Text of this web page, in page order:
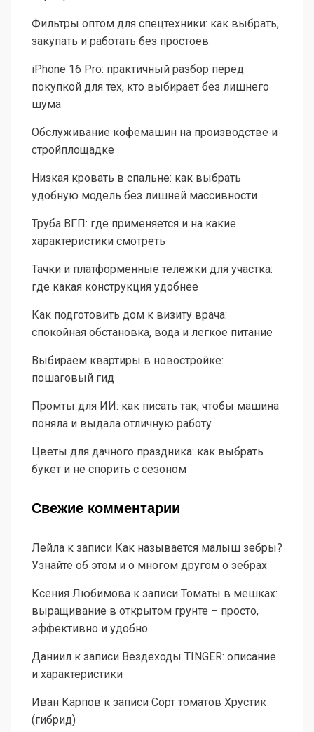
Фильтры оптом для спецтехники: как выбрать,
закупать и работать без простоев
iPhone 16 Pro: практичный разбор перед
покупкой для тех, кто выбирает без лишнего
шума
Обслуживание кофемашин на производстве и
стройплощадке
Низкая кровать в спальне: как выбрать
удобную модель без лишней массивности
Труба ВГП: где применяется и на какие
характеристики смотреть
Тачки и платформенные тележки для участка:
где какая конструкция удобнее
Как подготовить дом к визиту врача:
спокойная обстановка, вода и легкое питание
Выбираем квартиры в новостройке:
пошаговый гид
Промты для ИИ: как писать так, чтобы машина
поняла и выдала отличную работу
Цветы для дачного праздника: как выбрать
букет и не спорить с сезоном
Свежие комментарии
Лейла к записи Как называется малыш зебры?
Узнайте об этом и о многом другом о зебрах
Ксения Любимова к записи Томаты в мешках:
выращивание в открытом грунте – просто,
эффективно и удобно
Даниил к записи Вездеходы TINGER: описание
и характеристики
Иван Карпов к записи Сорт томатов Хрустик
(гибрид)